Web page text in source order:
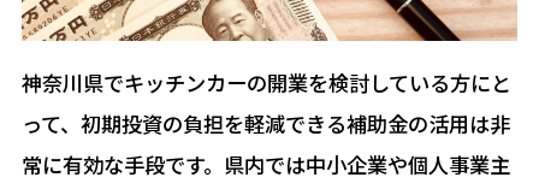
神奈川県でキッチンカーの開業を検討している方にと
って、初期投資の負担を軽減できる補助金の活用は非
常に有効な手段です。県内では中小企業や個人事業主